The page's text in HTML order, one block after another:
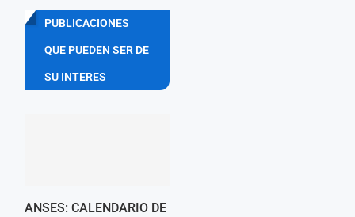
PUBLICACIONES
QUE PUEDEN SER DE
SU INTERES
ANSES: CALENDARIO DE